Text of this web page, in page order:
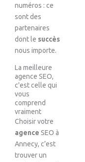
numéros : ce
sont des
partenaires
dont le succès
nous importe.
La meilleure
agence SEO,
c'est celle qui
vous
comprend
vraiment
Choisir votre
agence SEO à
Annecy, c’est
trouver un